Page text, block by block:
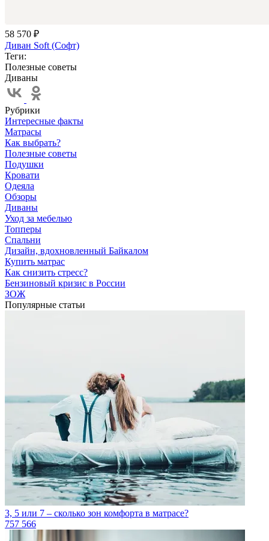
58 570 ₽
Диван Soft (Софт)
Теги:
Полезные советы
Диваны
Рубрики
Интересные факты
Матрасы
Как выбрать?
Полезные советы
Подушки
Кровати
Одеяла
Обзоры
Диваны
Уход за мебелью
Топперы
Спальни
Дизайн, вдохновленный Байкалом
Купить матрас
Как снизить стресс?
Бензиновый кризис в России
ЗОЖ
Популярные статьи
3, 5 или 7 – сколько зон комфорта в матрасе?
757 566